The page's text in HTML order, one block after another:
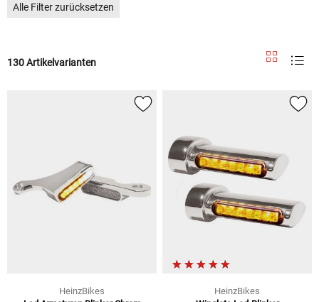
Alle Filter zurücksetzen
130 Artikelvarianten
HeinzBikes
HeinzBikes